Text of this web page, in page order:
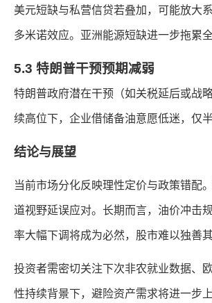
美元短缺与私营信贷若叠加，可能放
多米诺效应。亚洲能源短缺进一步拖累
5.3 特朗普干预预期减弱
特朗普政府潜在干预（如关税延后或战
续高位下，企业借储备油意愿低迷，仅
结论与展望
当前市场分化反映理性定价与政策错配
道视野延误应对。长期而言，油价冲击
率大幅下调将成为必然，股市难以独善其
投资者需密切关注下次非农就业数据、
性持续背景下，避险资产需求将进一步